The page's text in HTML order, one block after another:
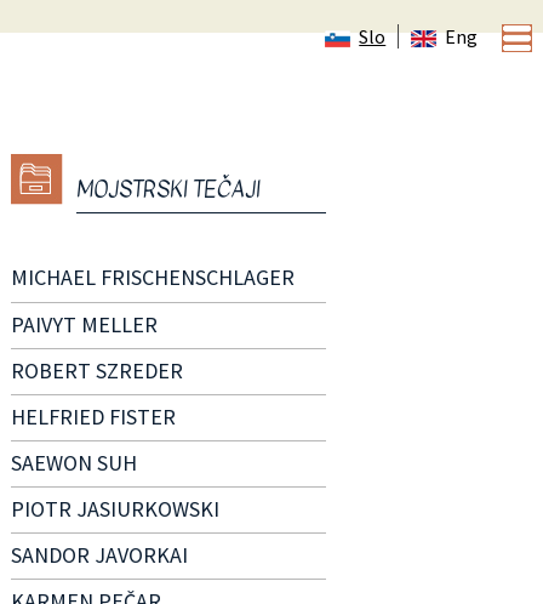
Slo Eng
MOJSTRSKI TEČAJI
MICHAEL FRISCHENSCHLAGER
PAIVYT MELLER
ROBERT SZREDER
HELFRIED FISTER
SAEWON SUH
PIOTR JASIURKOWSKI
SANDOR JAVORKAI